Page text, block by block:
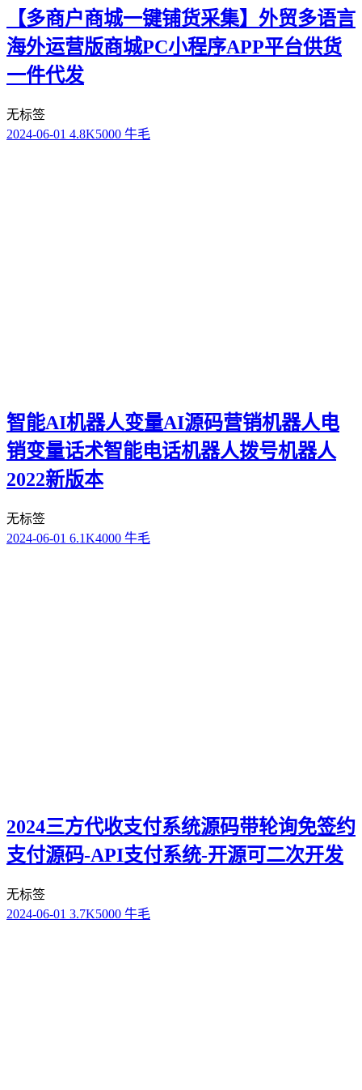
【多商户商城一键铺货采集】外贸多语言
海外运营版商城PC小程序APP平台供货
一件代发
无标签
2024-06-01 4.8K5000 牛毛
智能AI机器人变量AI源码营销机器人电
销变量话术智能电话机器人拨号机器人
2022新版本
无标签
2024-06-01 6.1K4000 牛毛
2024三方代收支付系统源码带轮询免签约
支付源码-API支付系统-开源可二次开发
无标签
2024-06-01 3.7K5000 牛毛